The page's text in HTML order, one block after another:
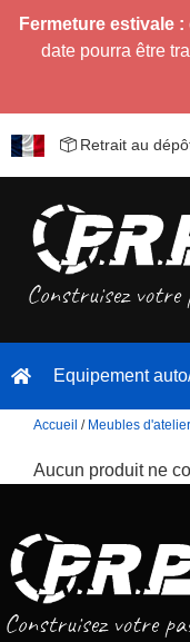
Fermeture estivale :
date pourra être
Retrait au
Equipement
Accueil / Meubles d'atelier
Aucun produit ne